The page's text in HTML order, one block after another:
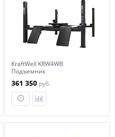
KraftWell KRW4WB
Подъемник
платформы для сход-развала
с траверсой
361 350 руб.